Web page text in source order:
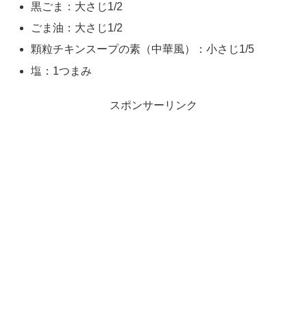
黒ごま：大さじ1/2
ごま油：大さじ1/2
顆粒チキンスープの素（中華風）：小さじ1/5
塩：1つまみ
スポンサーリンク